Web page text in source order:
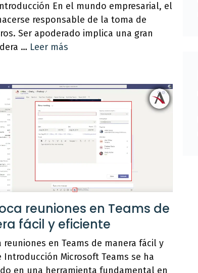
En el mundo empresarial, el
responsable de la toma de
Ser apoderado implica una gran
… Leer más
reuniones en Teams de
fácil y eficiente
reuniones en Teams de manera fácil y
Introducción Microsoft Teams se ha
en una herramienta fundamental en